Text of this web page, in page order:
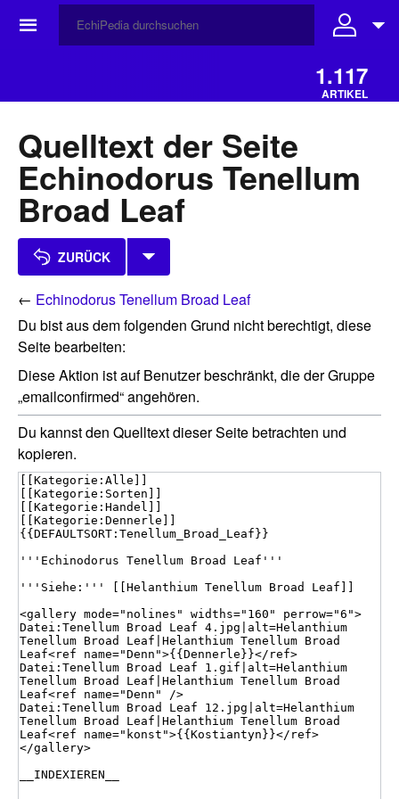
☰
1.117
ARTIKEL
Quelltext der Seite
Echinodorus Tenellum
Broad Leaf
ZURÜCK
← Echinodorus Tenellum Broad Leaf
Du bist aus dem folgenden Grund nicht berechtigt, diese
Seite bearbeiten:
Diese Aktion ist auf Benutzer beschränkt, die der Gruppe
„emailconfirmed“ angehören.
Du kannst den Quelltext dieser Seite betrachten und
kopieren.